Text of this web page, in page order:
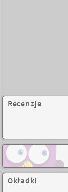
Recenzje
Okładki